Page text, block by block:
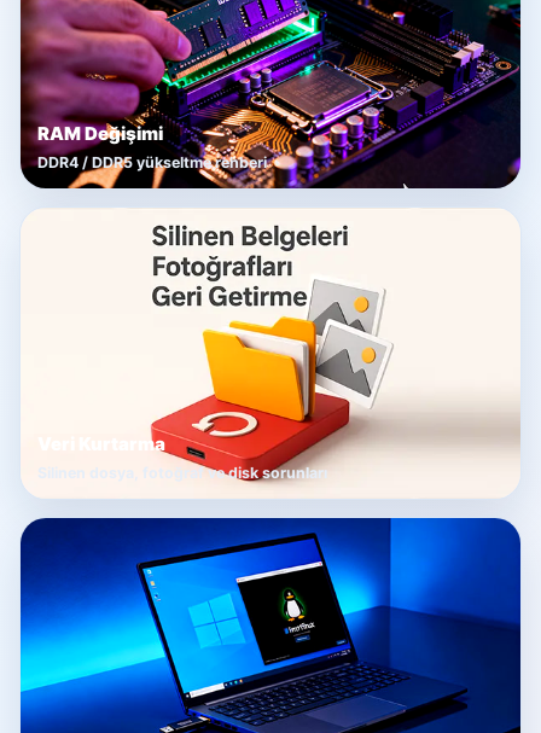
RAM Değişimi
DDR4 / DDR5 yükseltme rehberi
Veri Kurtarma
Silinen dosya, fotoğraf ve disk sorunları